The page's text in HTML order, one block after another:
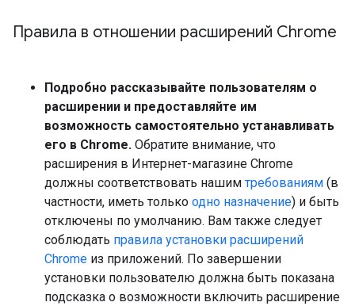
Правила в отношении расширений Chrome
Подробно рассказывайте пользователям о
расширении и предоставляйте им
возможность самостоятельно устанавливать
его в Chrome. Обратите внимание, что
расширения в Интернет-магазине Chrome
должны соответствовать нашим требованиям (в
частности, иметь только одно назначение) и быть
отключены по умолчанию. Вам также следует
соблюдать правила установки расширений
Chrome из приложений. По завершении
установки пользователю должна быть показана
подсказка о возможности включить расширение